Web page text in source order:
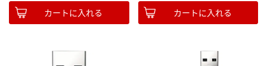
カートに入れる カートに入れる